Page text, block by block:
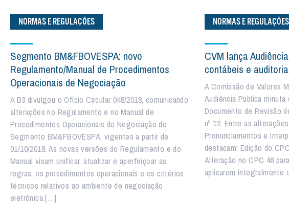
NORMAS E REGULAÇÕES
Segmento BM&FBOVESPA: novo
Regulamento/Manual de Procedimentos
Operacionais de Negociação
A B3 divulgou o Ofício Circular 048/2018, comunicando
alterações no Regulamento e no Manual de
Procedimentos Operacionais de Negociação do
Segmento BM&FBOVESPA, vigentes a partir de
01/10/2018. As novas versões do Regulamento e do
Manual visam unificar, atualizar e aperfeiçoar as
regras, os procedimentos operacionais e os critérios
técnicos relativos ao ambiente de negociação
eletrônica […]
NORMAS E REGULAÇÕES
CVM lança
contábeis e auditoria
A Comissão de Valores
Audiência Pública
Documento de Revisão
nº 12. Entre as
Pronunciamentos e
destacam: Edição do
Alteração no CPC 48
aplicarem integralmente